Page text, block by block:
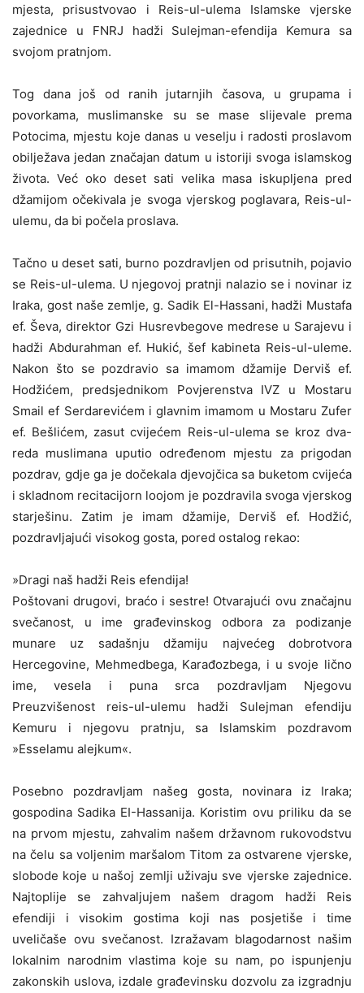
mjesta, prisustvovao i Reis-ul-ulema Islamske vjerske
zajednice u FNRJ hadži Sulejman-efendija Kemura sa
svojom pratnjom.
Tog dana još od ranih jutarnjih časova, u grupama i
povorkama, muslimanske su se mase slijevale prema
Potocima, mjestu koje danas u veselju i radosti proslavom
obilježava jedan značajan datum u istoriji svoga islamskog
života. Već oko deset sati velika masa iskupljena pred
džamijom očekivala je svoga vjerskog poglavara, Reis-ul-
ulemu, da bi počela proslava.
Tačno u deset sati, burno pozdravljen od prisutnih, pojavio
se Reis-ul-ulema. U njegovoj pratnji nalazio se i novinar iz
Iraka, gost naše zemlje, g. Sadik El-Hassani, hadži Mustafa
ef. Ševa, direktor Gzi Husrevbegove medrese u Sarajevu i
hadži Abdurahman ef. Hukić, šef kabineta Reis-ul-uleme.
Nakon što se pozdravio sa imamom džamije Derviš ef.
Hodžićem, predsjednikom Povjerenstva IVZ u Mostaru
Smail ef Serdarevićem i glavnim imamom u Mostaru Zufer
ef. Bešlićem, zasut cvijećem Reis-ul-ulema se kroz dva-
reda muslimana uputio određenom mjestu za prigodan
pozdrav, gdje ga je dočekala djevojčica sa buketom cvijeća
i skladnom recitacijorn loojom je pozdravila svoga vjerskog
starješinu. Zatim je imam džamije, Derviš ef. Hodžić,
pozdravljajući visokog gosta, pored ostalog rekao:
»Dragi naš hadži Reis efendija!
Poštovani drugovi, braćo i sestre! Otvarajući ovu značajnu
svečanost, u ime građevinskog odbora za podizanje
munare uz sadašnju džamiju najvećeg dobrotvora
Hercegovine, Mehmedbega, Karađozbega, i u svoje lično
ime, vesela i puna srca pozdravljam Njegovu
Preuzvišenost reis-ul-ulemu hadži Sulejman efendiju
Kemuru i njegovu pratnju, sa Islamskim pozdravom
»Esselamu alejkum«.
Posebno pozdravIjam našeg gosta, novinara iz Iraka;
gospodina Sadika EI-Hassanija. Koristim ovu priliku da se
na prvom mjestu, zahvalim našem državnom rukovodstvu
na čelu sa voljenim maršalom Titom za ostvarene vjerske,
slobode koje u našoj zemlji uživaju sve vjerske zajednice.
Najtoplije se zahvaljujem našem dragom hadži Reis
efendiji i visokim gostima koji nas posjetiše i time
uveličaše ovu svečanost. Izražavam blagodarnost našim
lokalnim narodnim vlastima koje su nam, po ispunjenju
zakonskih uslova, izdale građevinsku dozvolu za izgradnju